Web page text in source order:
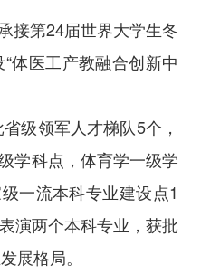
接第24届世界大学生冬
体医工产教融合创新中
级领军人才梯队5个，
学科点，体育学一级学
一流本科专业建设点1
演两个本科专业，获批
展格局。